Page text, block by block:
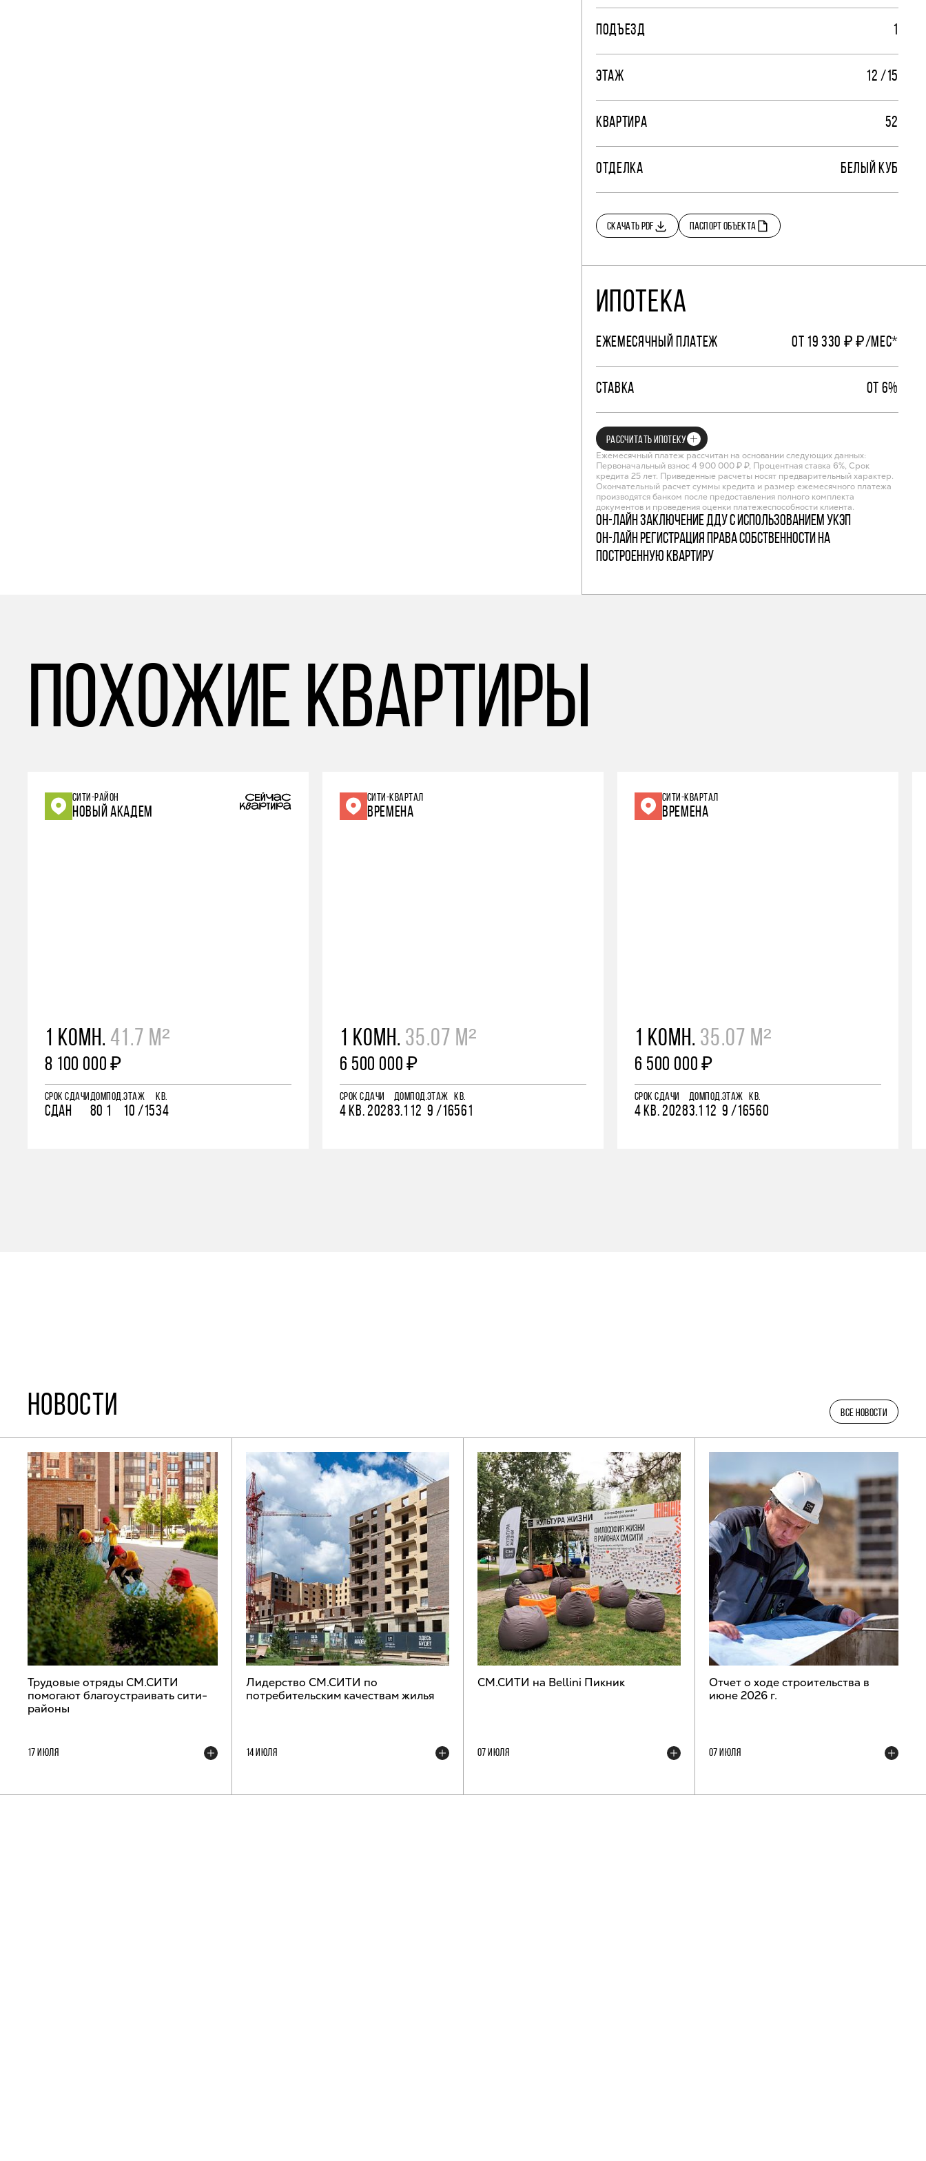
ПОДЪЕЗД 1
ЭТАЖ 12 /15
КВАРТИРА 52
ОТДЕЛКА БЕЛЫЙ КУБ
СКАЧАТЬ PDF ПАСПОРТ ОБЪЕКТА
ИПОТЕКА
ЕЖЕМЕСЯЧНЫЙ ПЛАТЕЖ ОТ 19 330 ₽ ₽/МЕС*
СТАВКА ОТ 6%
РАССЧИТАТЬ ИПОТЕКУ
Ежемесячный платеж рассчитан на основании следующих данных:
Первоначальный взнос 4 900 000 ₽ ₽, Процентная ставка 6%, Срок
кредита 25 лет. Приведенные расчеты носят предварительный характер.
Окончательный расчет суммы кредита и размер ежемесячного платежа
производятся банком после предоставления полного комплекта
документов и проведения оценки платежеспособности клиента.
Он-лайн заключение ДДУ с использованием УКЭП
Он-лайн регистрация права собственности на
построенную квартиру
похожие квартиры
СИТИ-РАЙОН
НОВЫЙ АКАДЕМ
1 КОМН. 41.7 М²
8 100 000 ₽
СРОК СДАЧИ
СДАН
ДОМ
80
ПОД.
1
ЭТАЖ
10 /15
КВ.
34
СИТИ-КВАРТАЛ
ВРЕМЕНА
1 КОМН. 35.07 М²
6 500 000 ₽
СРОК СДАЧИ
4 КВ. 2028
ДОМ
3.1
ПОД.
12
ЭТАЖ
9 /16
КВ.
561
СИТИ-КВАРТАЛ
ВРЕМЕНА
1 КОМН. 35.07 М²
6 500 000 ₽
СРОК СДАЧИ
4 КВ. 2028
ДОМ
3.1
ПОД.
12
ЭТАЖ
9 /16
КВ.
560
НОВОСТИ ВСЕ НОВОСТИ
Трудовые отряды СМ.СИТИ
помогают благоустраивать сити-
районы
17 ИЮЛЯ
Лидерство СМ.СИТИ по
потребительским качествам жилья
14 ИЮЛЯ
СМ.СИТИ на Bellini Пикник
07 ИЮЛЯ
Отчет о ходе строительства в
июне 2026 г.
07 ИЮЛЯ